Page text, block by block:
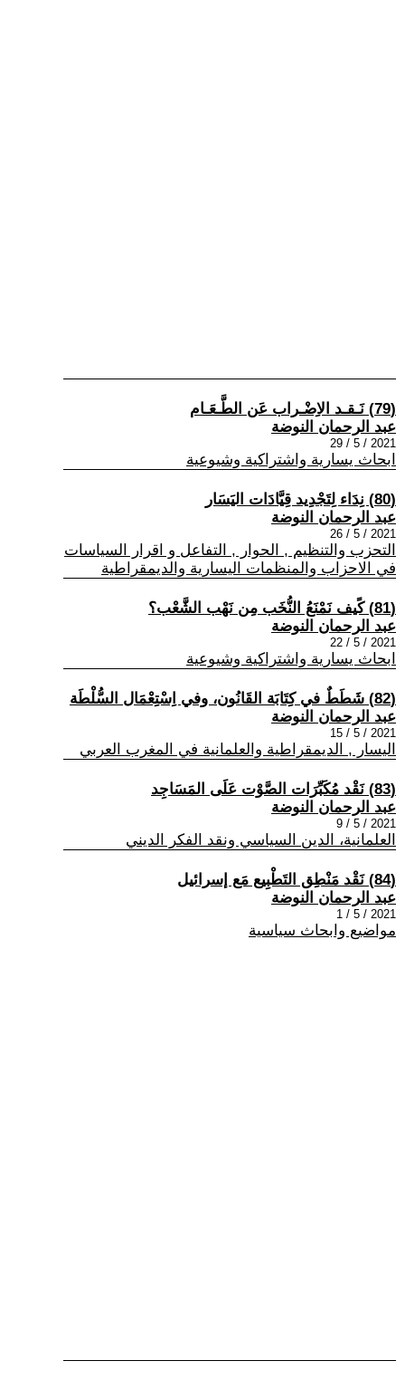
(79) نَـقـد الاِضْـراب عَن الطَّـعَـام
عبد الرحمان النوضة
2021 / 5 / 29
ابحاث يسارية واشتراكية وشيوعية
(80) نِدَاء لِتَجْدِيد قِيَّادَات اليَسَار
عبد الرحمان النوضة
2021 / 5 / 26
التحزب والتنظيم , الحوار , التفاعل و اقرار السياسات
في الاحزاب والمنظمات اليسارية والديمقراطية
(81) كًيف نَمْنَعُ النُّخَب مِن نَهْب الشَّعْب؟
عبد الرحمان النوضة
2021 / 5 / 22
ابحاث يسارية واشتراكية وشيوعية
(82) شَطَطٌ في كِتَابَة القَانُون، وفي اِسْتِعْمَال السُّلْطَة
عبد الرحمان النوضة
2021 / 5 / 15
اليسار , الديمقراطية والعلمانية في المغرب العربي
(83) نَقْد مُكَبِّرَات الصَّوْت عَلَى المَسَاجِد
عبد الرحمان النوضة
2021 / 5 / 9
العلمانية، الدين السياسي ونقد الفكر الديني
(84) نَقْد مَنْطِق التَطْبِيع مَع إسرائيل
عبد الرحمان النوضة
2021 / 5 / 1
مواضيع وابحاث سياسية